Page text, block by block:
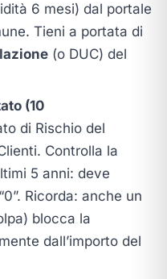
6 mesi) dal portale
Tieni a portata di
(o DUC) del
(10
di Rischio del
Controlla la
5 anni: deve
Ricorda: anche un
blocca la
dall’importo del